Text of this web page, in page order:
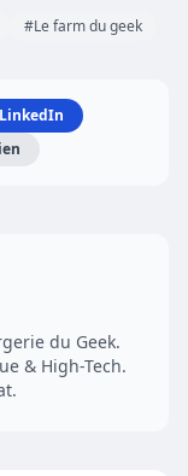
#Le farm du geek
LinkedIn
du Geek.
& High-Tech.